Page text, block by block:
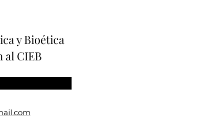
y Bioética
CIEB